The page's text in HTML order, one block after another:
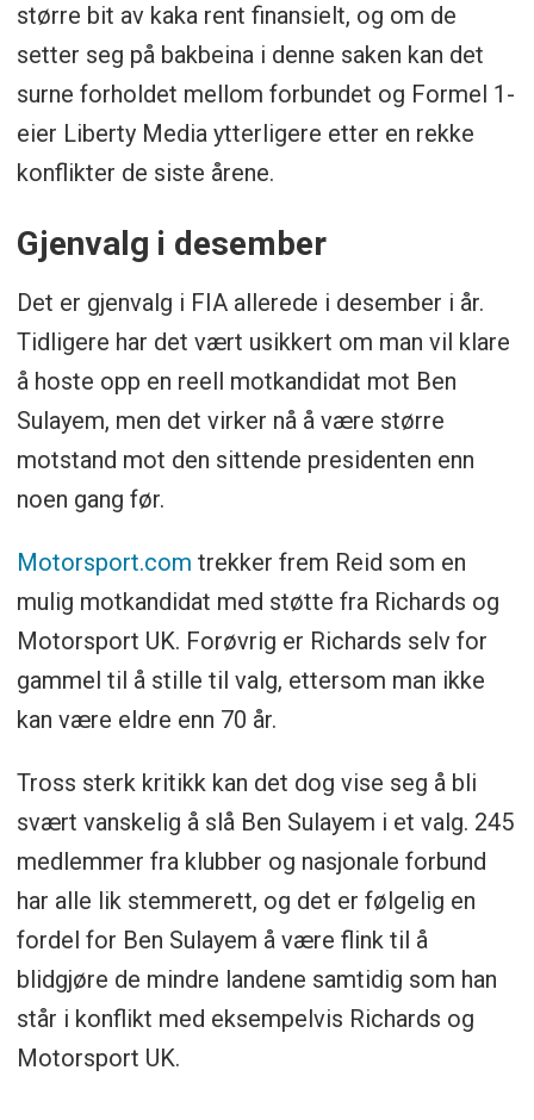
større bit av kaka rent finansielt, og om de
setter seg på bakbeina i denne saken kan det
surne forholdet mellom forbundet og Formel 1-
eier Liberty Media ytterligere etter en rekke
konflikter de siste årene.
Gjenvalg i desember
Det er gjenvalg i FIA allerede i desember i år.
Tidligere har det vært usikkert om man vil klare
å hoste opp en reell motkandidat mot Ben
Sulayem, men det virker nå å være større
motstand mot den sittende presidenten enn
noen gang før.
Motorsport.com trekker frem Reid som en
mulig motkandidat med støtte fra Richards og
Motorsport UK. Forøvrig er Richards selv for
gammel til å stille til valg, ettersom man ikke
kan være eldre enn 70 år.
Tross sterk kritikk kan det dog vise seg å bli
svært vanskelig å slå Ben Sulayem i et valg. 245
medlemmer fra klubber og nasjonale forbund
har alle lik stemmerett, og det er følgelig en
fordel for Ben Sulayem å være flink til å
blidgjøre de mindre landene samtidig som han
står i konflikt med eksempelvis Richards og
Motorsport UK.